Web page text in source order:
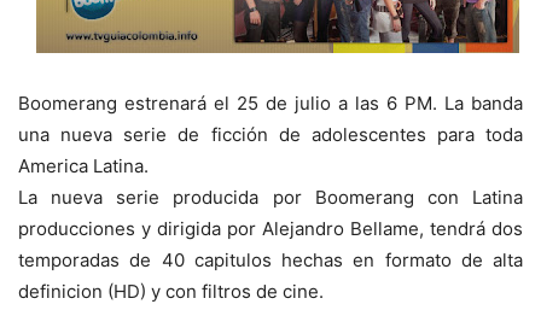
Boomerang estrenará el 25 de julio a las 6 PM. La banda
una nueva serie de ficción de adolescentes para toda
America Latina.
La nueva serie producida por Boomerang con Latina
producciones y dirigida por Alejandro Bellame, tendrá dos
temporadas de 40 capitulos hechas en formato de alta
definicion (HD) y con filtros de cine.